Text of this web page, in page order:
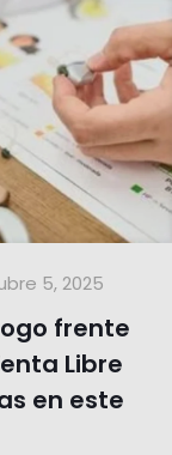
5, 2025
frente
Libre
en este